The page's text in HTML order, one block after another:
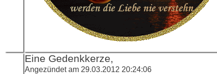
Eine Gedenkkerze,
Angezündet am 29.03.2012 20:24:06